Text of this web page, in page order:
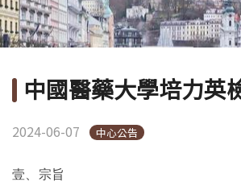
Open submenu (語文研習與
語文研習與活動
English(link is external)
中國醫藥大學培力英
2024-06-07 中心公告
壹、宗旨